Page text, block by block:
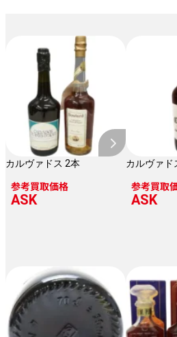
カルヴァドス 2本
参考買取価格
ASK
カルヴァド
参考買取
ASK